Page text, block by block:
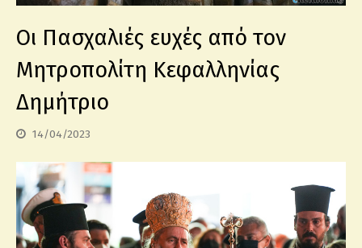
Οι Πασχαλιές ευχές από τον
Μητροπολίτη Κεφαλληνίας
Δημήτριο
14/04/2023